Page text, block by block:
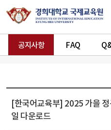
공지사항 FAQ
[한국어교육부] 2025 가을
일 다운로드